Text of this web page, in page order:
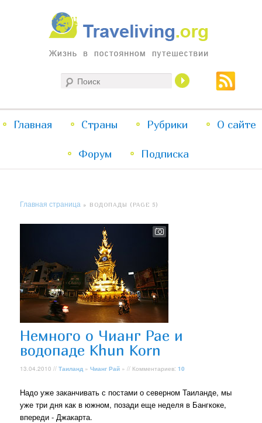
Traveliving
Жизнь в постоянном путешествии
меню
Перейти
к
Перейти
к
Главная Страны Рубрики О сайте
Форум Подписка
Главная страница » ВОДОПАДЫ (PAGE 5)
Немного о Чианг Рае и
водопаде Khun Korn
13.04.2010 //Таиланд »Чианг Рай » // Комментариев:10
Надо уже заканчивать с постами о северном Таиланде, мы
уже три дня как в южном, позади еще неделя в Бангкоке,
впереди - Джакарта.